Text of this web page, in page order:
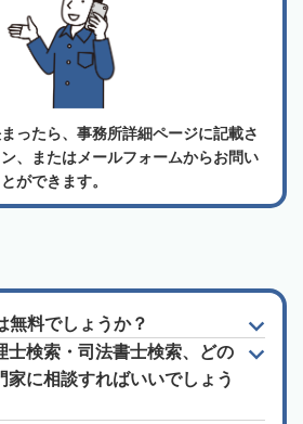
ったら、事務所詳細ページに記載さ
、またはメールフォームからお問い
ができます。
無料でしょうか？
士検索・司法書士検索、どの
家に相談すればいいでしょう